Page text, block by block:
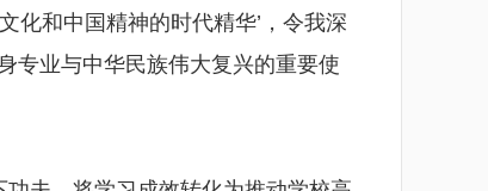
化和中国精神的时代精华’，令我深
专业与中华民族伟大复兴的重要使